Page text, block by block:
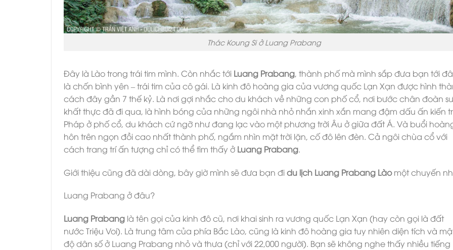
Thác Koung Si ở Luang Prabang
Đây là Lào trong trái tim mình. Còn nhắc tới Luang Prabang, thành phố mà mình sắp đưa bạn tới
là chốn bình yên – trái tim của cô gái. Là kinh đô hoàng gia của vương quốc Lạn Xạn được hình
cách đây gần 7 thế kỷ. Là nơi gợi nhắc cho du khách về những con phố cổ, nơi bước chân đoàn sư
khất thực đã đi qua, là hình bóng của những ngôi nhà nhỏ nhắn xinh xắn mang đậm dấu ấn kiến
Pháp ở phố cổ, du khách cứ ngỡ như đang lạc vào một phương trời Âu ở giữa đất Á. Và buổi
hôn trên ngọn đồi cao nhất thành phố, ngắm nhìn mặt trời lặn, cố đô lên đèn. Cả ngôi chùa cổ với
cách trang trí ấn tượng chỉ có thể tìm thấy ở Luang Prabang.
Giới thiệu cũng đã dài dòng, bây giờ mình sẽ đưa bạn đi du lịch Luang Prabang Làomột chuyến
Luang Prabang ở đâu?
Luang Prabang là tên gọi của kinh đô cũ, nơi khai sinh ra vương quốc Lạn Xạn (hay còn gọi là đất
nước Triệu Voi). Là trung tâm của phía Bắc Lào, cũng là kinh đô hoàng gia tuy nhiên diện tích và
độ dân số ở Luang Prabang nhỏ và thưa (chỉ với 22,000 người). Bạn sẽ không nghe thấy nhiều tiếng